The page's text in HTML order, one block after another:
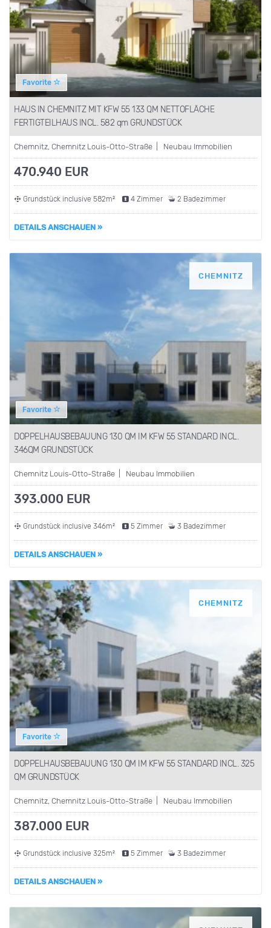
Favorite
HAUS IN CHEMNITZ MIT KFW 55 133 QM NETTOFLÄCHE
FERTIGTEILHAUS INCL. 582 qm GRUNDSTÜCK
Chemnitz, Chemnitz Louis-Otto-Straße | Neubau Immobilien
470.940 EUR
Grundstück inclusive 582m² 4 Zimmer 2 Badezimmer
DETAILS ANSCHAUEN »
CHEMNITZ
Favorite
DOPPELHAUSBEBAUUNG 130 QM IM KFW 55 STANDARD INCL.
346QM GRUNDSTÜCK
Chemnitz Louis-Otto-Straße | Neubau Immobilien
393.000 EUR
Grundstück inclusive 346m² 5 Zimmer 3 Badezimmer
DETAILS ANSCHAUEN »
CHEMNITZ
Favorite
DOPPELHAUSBEBAUUNG 130 QM IM KFW 55 STANDARD INCL. 325
QM GRUNDSTÜCK
Chemnitz, Chemnitz Louis-Otto-Straße | Neubau Immobilien
387.000 EUR
Grundstück inclusive 325m² 5 Zimmer 3 Badezimmer
DETAILS ANSCHAUEN »